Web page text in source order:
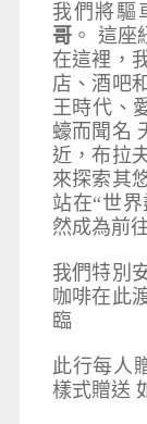
我們將驅
哥 。 這座
在這裡，
店、酒吧
王時代、
蠔而聞名
近，布拉
來探索其
站在“世
然成為前
我們特別
咖啡在此
臨
此行每人
樣式贈送